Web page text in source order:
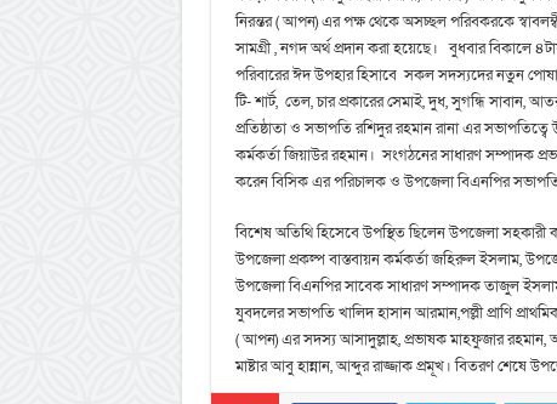
নিরন্তর ( আপন) এর পক্ষ থেকে অসচ্ছল পরিবকরকে
সামগ্রী , নগদ অর্থ প্রদান করা হয়েছে। বুধবার বিকালে
পরিবারের ঈদ উপহার হিসাবে সকল সদস্যদের নতুন পোষাক
টি- শার্ট, তেল, চার প্রকারের সেমাই, দুধ, সুগন্ধি
প্রতিষ্ঠাতা ও সভাপতি রশিদুর রহমান রানা এর
কর্মকর্তা জিয়াউর রহমান। সংগঠনের সাধারণ সম্পাদক
করেন বিসিক এর পরিচালক ও উপজেলা বিএনপির
বিশেষ অতিথি হিসেবে উপস্থিত ছিলেন উপজেলা সহকারী
উপজেলা প্রকল্প বাস্তবায়ন কর্মকর্তা জহিরুল ইসলাম,
উপজেলা বিএনপির সাবেক সাধারণ সম্পাদক তাজুল
যুবদলের সভাপতি খালিদ হাসান আরমান,পল্লী প্রাণি
( আপন) এর সদস্য আসাদুল্লাহ, প্রভাষক মাহফুজার রহমান,
মাষ্টার আবু হান্নান, আব্দুর রাজ্জাক প্রমূখ। বিতরণ শেষে